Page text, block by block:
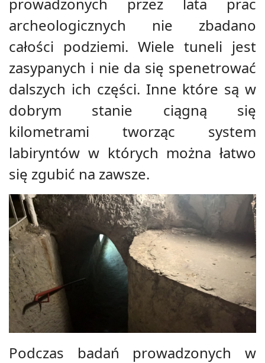
archeologicznych nie zbadano
całości podziemi. Wiele tuneli jest
zasypanych i nie da się spenetrować
dalszych ich części. Inne które są w
dobrym stanie ciągną się
kilometrami tworząc system
labiryntów w których można łatwo
się zgubić na zawsze.
Podczas badań prowadzonych w